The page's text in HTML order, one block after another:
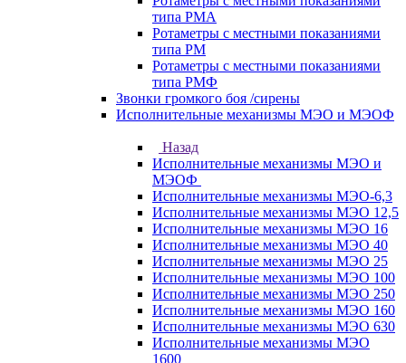
типа РМА
Ротаметры с местными показаниями
типа РМ
Ротаметры с местными показаниями
типа РМФ
Звонки громкого боя /сирены
Исполнительные механизмы МЭО и МЭОФ
Назад
Исполнительные механизмы МЭО и
МЭОФ
Исполнительные механизмы МЭО-6,3
Исполнительные механизмы МЭО 12,5
Исполнительные механизмы МЭО 16
Исполнительные механизмы МЭО 40
Исполнительные механизмы МЭО 25
Исполнительные механизмы МЭО 100
Исполнительные механизмы МЭО 250
Исполнительные механизмы МЭО 160
Исполнительные механизмы МЭО 630
Исполнительные механизмы МЭО
1600